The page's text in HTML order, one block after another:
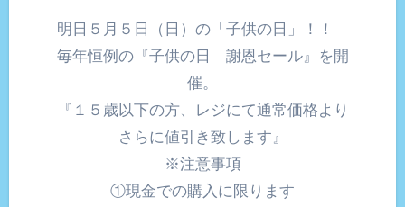
明日５月５日（日）の「子供の日」！！
毎年恒例の『子供の日 謝恩セール』を開
催。
『１５歳以下の方、レジにて通常価格より
さらに値引き致します』
※注意事項
①現金での購入に限ります